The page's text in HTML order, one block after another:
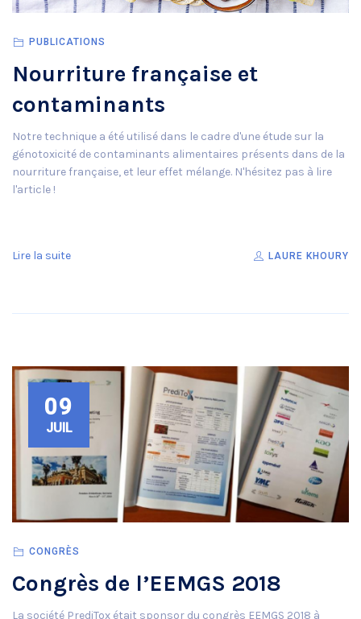
PUBLICATIONS
Nourriture française et
contaminants
Notre technique a été utilisé dans le cadre d'une étude sur la
génotoxicité de contaminants alimentaires présents dans de la
nourriture française, et leur effet mélange. N'hésitez pas à lire
l'article !
Lire la suite LAURE KHOURY
09
JUIL
CONGRÈS
Congrès de l’EEMGS 2018
La société PrediTox était sponsor du congrès EEMGS 2018 à